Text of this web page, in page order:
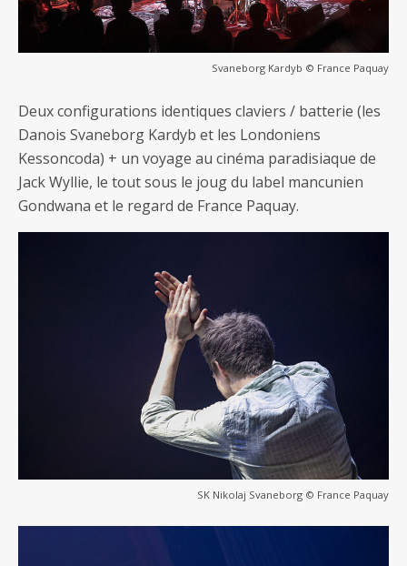
Svaneborg Kardyb © France Paquay
Deux configurations identiques claviers / batterie (les
Danois Svaneborg Kardyb et les Londoniens
Kessoncoda) + un voyage au cinéma paradisiaque de
Jack Wyllie, le tout sous le joug du label mancunien
Gondwana et le regard de France Paquay.
SK Nikolaj Svaneborg © France Paquay